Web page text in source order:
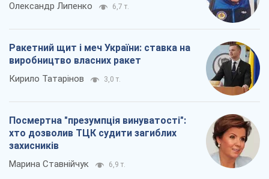
Олександр Липенко 6,7 т.
Ракетний щит і меч України: ставка на
виробництво власних ракет
Кирило Татарінов 3,0 т.
Посмертна "презумпція винуватості":
хто дозволив ТЦК судити загиблих
захисників
Марина Ставнійчук 6,9 т.